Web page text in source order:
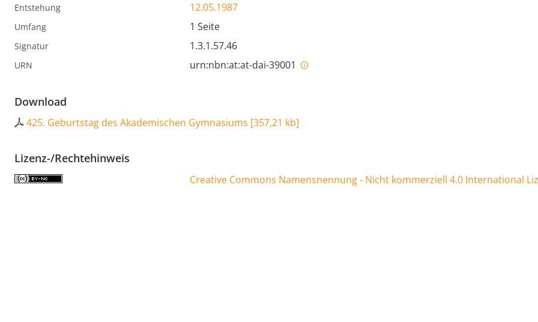
Entstehung 12.05.1987
Umfang 1 Seite
Signatur 1.3.1.57.46
URN urn:nbn:at:at-dai-39001
Download
425. Geburtstag des Akademischen Gymnasiums [357,21 kb]
Lizenz-/Rechtehinweis
Creative Commons Namensnennung - Nicht kommerziell 4.0 International